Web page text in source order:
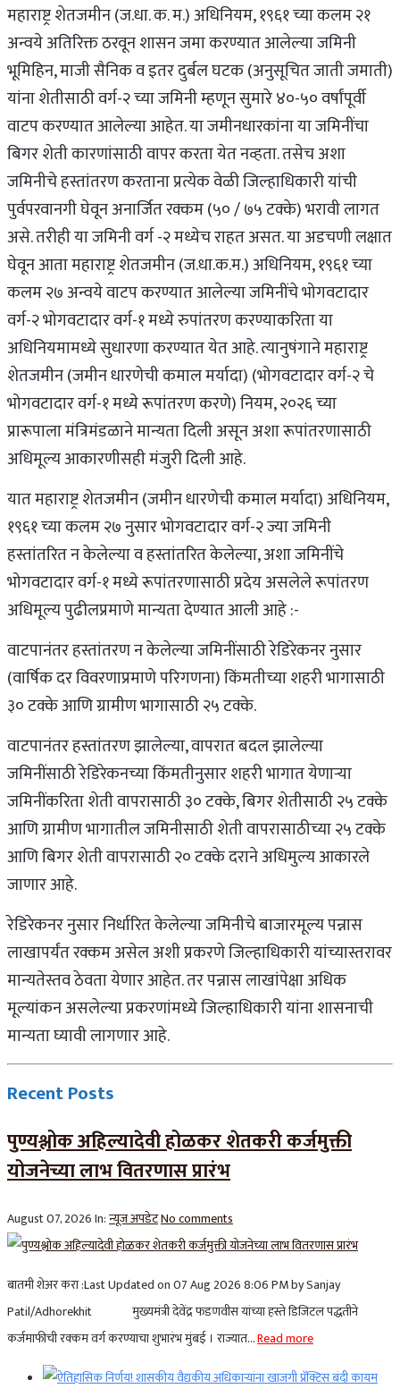
महाराष्ट्र शेतजमीन (ज.धा. क. म.) अधिनियम, १९६१ च्या कलम २१
अन्वये अतिरिक्त ठरवून शासन जमा करण्यात आलेल्या जमिनी
भूमिहिन, माजी सैनिक व इतर दुर्बल घटक (अनुसूचित जाती जमाती)
यांना शेतीसाठी वर्ग-२ च्या जमिनी म्हणून सुमारे ४०-५० वर्षांपूर्वी
वाटप करण्यात आलेल्या आहेत. या जमीनधारकांना या जमिनींचा
बिगर शेती कारणांसाठी वापर करता येत नव्हता. तसेच अशा
जमिनीचे हस्तांतरण करताना प्रत्येक वेळी जिल्हाधिकारी यांची
पुर्वपरवानगी घेवून अनार्जित रक्कम (५० / ७५ टक्के) भरावी लागत
असे. तरीही या जमिनी वर्ग -२ मध्येच राहत असत. या अडचणी लक्षात
घेवून आता महाराष्ट्र शेतजमीन (ज.धा.क.म.) अधिनियम, १९६१ च्या
कलम २७ अन्वये वाटप करण्यात आलेल्या जमिनींचे भोगवटादार
वर्ग-२ भोगवटादार वर्ग-१ मध्ये रुपांतरण करण्याकरिता या
अधिनियमामध्ये सुधारणा करण्यात येत आहे. त्यानुषंगाने महाराष्ट्र
शेतजमीन (जमीन धारणेची कमाल मर्यादा) (भोगवटादार वर्ग-२ चे
भोगवटादार वर्ग-१ मध्ये रूपांतरण करणे) नियम, २०२६ च्या
प्रारूपाला मंत्रिमंडळाने मान्यता दिली असून अशा रूपांतरणासाठी
अधिमूल्य आकारणीसही मंजुरी दिली आहे.
यात महाराष्ट्र शेतजमीन (जमीन धारणेची कमाल मर्यादा) अधिनियम,
१९६१ च्या कलम २७ नुसार भोगवटादार वर्ग-२ ज्या जमिनी
हस्तांतरित न केलेल्या व हस्तांतरित केलेल्या, अशा जमिनींचे
भोगवटादार वर्ग-१ मध्ये रूपांतरणासाठी प्रदेय असलेले रूपांतरण
अधिमूल्य पुढीलप्रमाणे मान्यता देण्यात आली आहे :-
वाटपानंतर हस्तांतरण न केलेल्या जमिनींसाठी रेडिरेकनर नुसार
(वार्षिक दर विवरणाप्रमाणे परिगणना) किंमतीच्या शहरी भागासाठी
३० टक्के आणि ग्रामीण भागासाठी २५ टक्के.
वाटपानंतर हस्तांतरण झालेल्या, वापरात बदल झालेल्या
जमिनींसाठी रेडिरेकनच्या किंमतीनुसार शहरी भागात येणाऱ्या
जमिनींकरिता शेती वापरासाठी ३० टक्के, बिगर शेतीसाठी २५ टक्के
आणि ग्रामीण भागातील जमिनीसाठी शेती वापरासाठीच्या २५ टक्के
आणि बिगर शेती वापरासाठी २० टक्के दराने अधिमुल्य आकारले
जाणार आहे.
रेडिरेकनर नुसार निर्धारित केलेल्या जमिनीचे बाजारमूल्य पन्नास
लाखापर्यंत रक्कम असेल अशी प्रकरणे जिल्हाधिकारी यांच्यास्तरावर
मान्यतेस्तव ठेवता येणार आहेत. तर पन्नास लाखांपेक्षा अधिक
मूल्यांकन असलेल्या प्रकरणांमध्ये जिल्हाधिकारी यांना शासनाची
मान्यता घ्यावी लागणार आहे.
Recent Posts
पुण्यश्लोक अहिल्यादेवी होळकर शेतकरी कर्जमुक्ती
योजनेच्या लाभ वितरणास प्रारंभ
August 07, 2026In:न्यूज अपडेटNo comments
बातमी शेअर करा :Last Updated on 07 Aug 2026 8:06 PM by Sanjay
Patil/Adhorekhit मुख्यमंत्री देवेंद्र फडणवीस यांच्या हस्ते डिजिटल पद्धतीने
कर्जमाफीची रक्कम वर्ग करण्याचा शुभारंभ मुंबई । राज्यात...Read more